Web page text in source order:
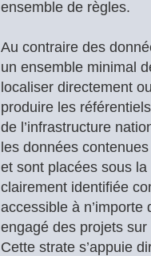
ensemble de règles.
Au contraire des
un ensemble minimal
localiser directement
produire les
de l’infrastructure
les données
et sont placées sous
clairement identifiée
accessible à
engagé des projets
Cette strate s’appuie